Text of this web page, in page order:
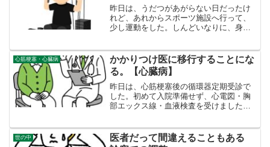
昨日は、うだつがあがらない日だったけ
れど、あれからスポーツ施設へ行って、
少し運動をした。しんどいなりに、身体
やった時、背中にも違和感があったの
で、背中に違和感があると、...
心筋梗塞・心臓病
かかりつけ医に移行することにな
る。【心臓病】
昨日は、心筋梗塞後の循環器定期受診で
した。初めて入院準備せず、心電図・胸
部エックス線・血液検査を受けました。
常に悪かった以外）、「前に開業医で今
後診察の話が出ていました...
世の中
医者だって間違えることもある